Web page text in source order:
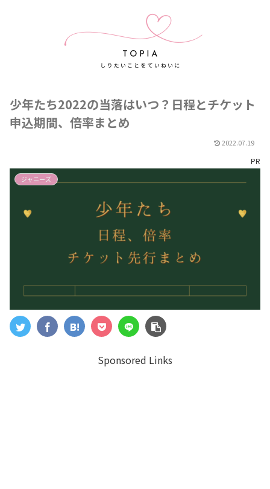
少年たち2022の当落はいつ？日程とチケット
申込期間、倍率まとめ
2022.07.19
PR
ジャニーズ
Sponsored Links